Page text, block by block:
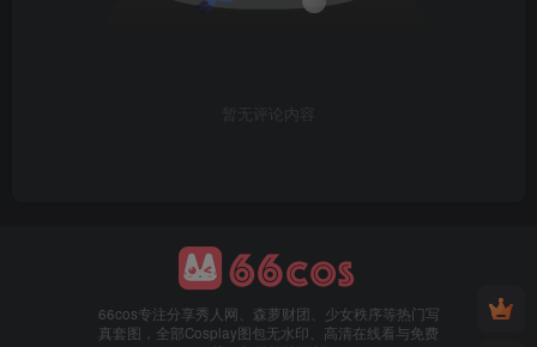
暂无评论内容
66cos专注分享秀人网、森萝财团、少女秩序等热门写
真套图，全部Cosplay图包无水印、高清在线看与免费